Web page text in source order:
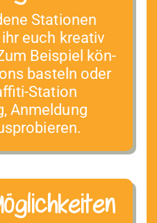
Sta­tio­nen
euch kreativ
Beispiel kön­
basteln oder
Sta­tion
Anmel­dung